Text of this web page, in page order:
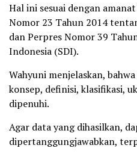
Hal ini sesuai dengan
Nomor 23 Tahun 2014
dan Perpres Nomor 39
Indonesia (SDI).
Wahyuni menjelaskan,
konsep, definisi, klasifikasi,
dipenuhi.
Agar data yang dihasilkan,
dipertanggungjawabkan,